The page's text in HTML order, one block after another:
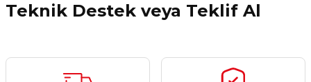
Teknik Destek veya Teklif Al